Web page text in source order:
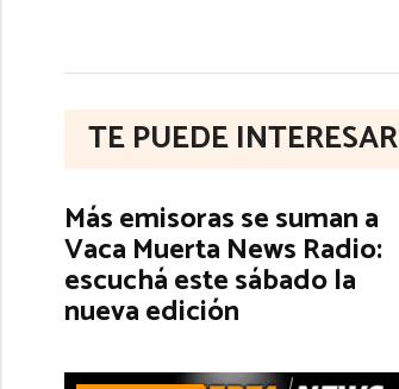
TE PUEDE INTERESAR
Más emisoras se suman a
Vaca Muerta News Radio:
escuchá este sábado la
nueva edición